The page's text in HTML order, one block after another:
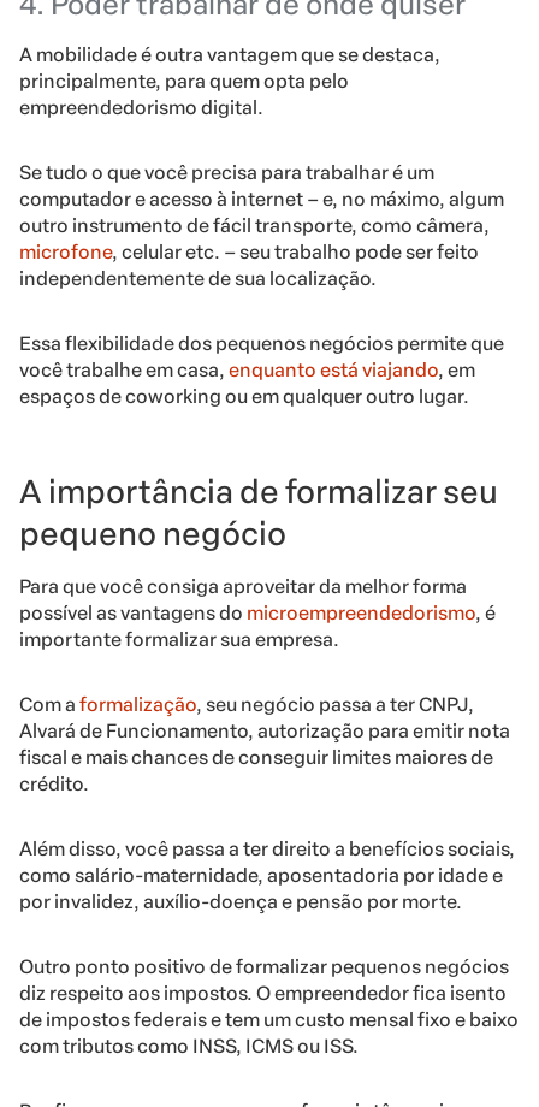
A mobilidade é outra vantagem que se destaca,
principalmente, para quem opta pelo
empreendedorismo digital.
Se tudo o que você precisa para trabalhar é um
computador e acesso à internet – e, no máximo, algum
outro instrumento de fácil transporte, como câmera,
microfone, celular etc. – seu trabalho pode ser feito
independentemente de sua localização.
Essa flexibilidade dos pequenos negócios permite que
você trabalhe em casa, enquanto está viajando, em
espaços de coworking ou em qualquer outro lugar.
A importância de formalizar seu
pequeno negócio
Para que você consiga aproveitar da melhor forma
possível as vantagens do microempreendedorismo, é
importante formalizar sua empresa.
Com a formalização, seu negócio passa a ter CNPJ,
Alvará de Funcionamento, autorização para emitir nota
fiscal e mais chances de conseguir limites maiores de
crédito.
Além disso, você passa a ter direito a benefícios sociais,
como salário-maternidade, aposentadoria por idade e
por invalidez, auxílio-doença e pensão por morte.
Outro ponto positivo de formalizar pequenos negócios
diz respeito aos impostos. O empreendedor fica isento
de impostos federais e tem um custo mensal fixo e baixo
com tributos como INSS, ICMS ou ISS.